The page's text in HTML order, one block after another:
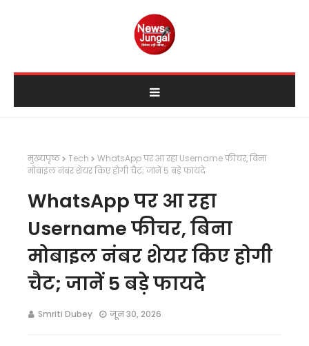
मुख्यपृष्ठ Tech
WhatsApp पर आ रहा Username फीचर, बिना
मोबाइल नंबर शेयर किए होगी चैट; जानें 5 बड़े फायदे
WhatsApp पर आ रहा
Username फीचर, बिना
मोबाइल नंबर शेयर किए होगी
चैट; जानें 5 बड़े फायदे
Smriti Dubey जून 30, 2026